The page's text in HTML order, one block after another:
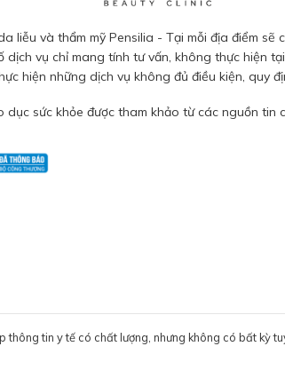
liễu và thẩm mỹ Pensilia - Tại mỗi địa điểm sẽ
dịch vụ chỉ mang tính tư vấn, không thực hiện
hiện những dịch vụ không đủ điều kiện, quy
sức khỏe được tham khảo từ các nguồn tin
thông tin y tế có chất lượng, nhưng không có bất kỳ